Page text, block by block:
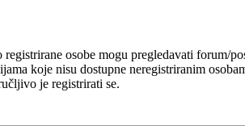
osobe mogu pregledavati forum/
koje nisu dostupne neregistriranim
je registrirati se.